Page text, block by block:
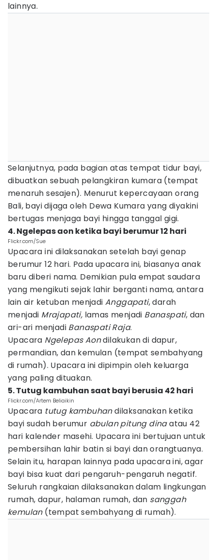
lainnya.
Selanjutnya, pada bagian atas tempat tidur bayi,
dibuatkan sebuah pelangkiran kumara (tempat
menaruh sesajen). Menurut kepercayaan orang
Bali, bayi dijaga oleh Dewa Kumara yang diyakini
bertugas menjaga bayi hingga tanggal gigi.
4. Ngelepas aon ketika bayi berumur 12 hari
Flickr.com/Sue
Upacara ini dilaksanakan setelah bayi genap
berumur 12 hari. Pada upacara ini, biasanya anak
baru diberi nama. Demikian pula empat saudara
yang mengikuti sejak lahir berganti nama, antara
lain air ketuban menjadi Anggapati, darah
menjadi Mrajapati, lamas menjadi Banaspati, dan
ari-ari menjadi Banaspati Raja.
Upacara Ngelepas Aondilakukan di dapur,
permandian, dan kemulan (tempat sembahyang
di rumah). Upacara ini dipimpin oleh keluarga
yang paling dituakan.
5. Tutug kambuhan saat bayi berusia 42 hari
Flickr.com/Artem Beliaikin
Upacara tutug kambuhandilaksanakan ketika
bayi sudah berumur abulan pitung dinaatau 42
hari kalender masehi. Upacara ini bertujuan untuk
pembersihan lahir batin si bayi dan orangtuanya.
Selain itu, harapan lainnya pada upacara ini, agar
bayi bisa kuat dari pengaruh-pengaruh negatif.
Seluruh rangkaian dilaksanakan dalam lingkungan
rumah, dapur, halaman rumah, dan sanggah
kemulan(tempat sembahyang di rumah).